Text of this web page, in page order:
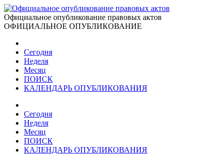
Официальное опубликование правовых актов
ОФИЦИАЛЬНОЕ ОПУБЛИКОВАНИЕ
Сегодня
Неделя
Месяц
ПОИСК
КАЛЕНДАРЬ ОПУБЛИКОВАНИЯ
Сегодня
Неделя
Месяц
ПОИСК
КАЛЕНДАРЬ ОПУБЛИКОВАНИЯ